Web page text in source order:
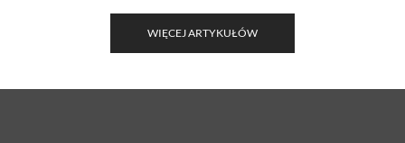
WIĘCEJ ARTYKUŁÓW